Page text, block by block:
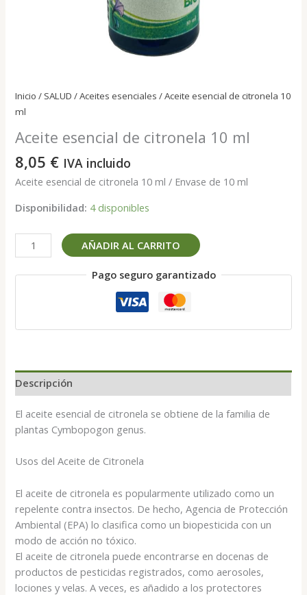
Inicio / SALUD /Aceites esenciales / Aceite esencial de citronela 10
ml
Aceite esencial de citronela 10 ml
8,05 € IVA incluido
Aceite esencial de citronela 10 ml / Envase de 10 ml
Disponibilidad: 4 disponibles
Aceite
esencial
de
cantidad
AÑADIR AL CARRITO
Pago seguro garantizado
Descripción
El aceite esencial de citronela se obtiene de la familia de
plantas Cymbopogon genus.
Usos del Aceite de Citronela
El aceite de citronela es popularmente utilizado como un
repelente contra insectos. De hecho, Agencia de Protección
Ambiental (EPA) lo clasifica como un biopesticida con un
modo de acción no tóxico.
El aceite de citronela puede encontrarse en docenas de
productos de pesticidas registrados, como aerosoles,
lociones y velas. A veces, es añadido a los protectores